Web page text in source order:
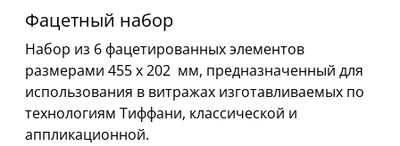
Фацетный набор
Набор из 6 фацетированных элементов
размерами 455 х 202 мм, предназначенный для
использования в витражах изготавливаемых по
технологиям Тиффани, классической и
аппликационной.